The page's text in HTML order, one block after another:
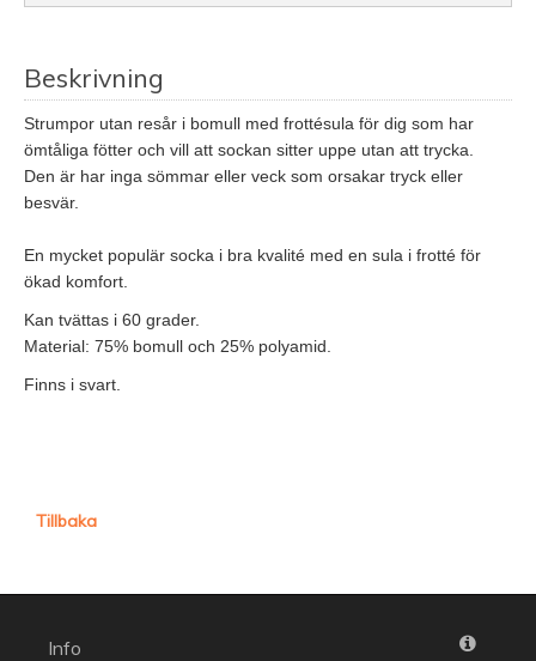
Beskrivning
Strumpor utan resår i bomull med frottésula för dig som har
ömtåliga fötter och vill att sockan sitter uppe utan att trycka.
Den är har inga sömmar eller veck som orsakar tryck eller
besvär.
En mycket populär socka i bra kvalité med en sula i frotté för
ökad komfort.
Kan tvättas i 60 grader.
Material: 75% bomull och 25% polyamid.
Finns i svart.
Tillbaka
Info